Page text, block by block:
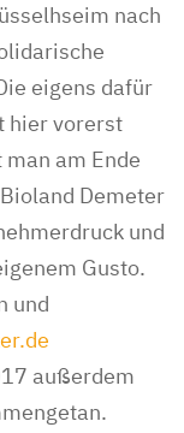
nach
eigens dafür
hier vorerst
am Ende
Demeter
und
Gusto.
und
außerdem